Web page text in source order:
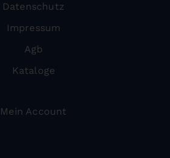
Datenschutz
Impressum
Agb
Kataloge
Mein Account